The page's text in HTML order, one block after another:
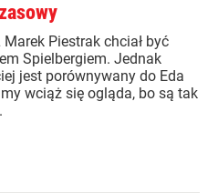
Piestrak chciał być
Spielbergiem. Jednak
jest porównywany do Eda
wciąż się ogląda, bo są tak